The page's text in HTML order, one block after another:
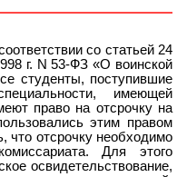
со статьей 24
г. N 53-ФЗ «О воинской
студенты, поступившие
имеющей
право на отсрочку на
этим правом
что отсрочку необходимо
Для этого
освидетельствование,